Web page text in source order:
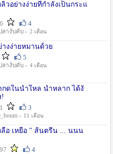
วอย่างง่ายที่กำลังเป็นกระแ
4
ลางับคับ - 2 เดือน
างง่ายหมานด้วย
5
ลางับคับ - 4 เดือน
กดในน้ำใหล น้ำหลาก ได้งั
3
- 11 เดือน
ลือ เหยื่อ " ส้นตรีน ... นนน
4